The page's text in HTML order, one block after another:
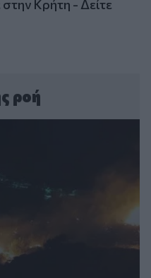
Κρήτη - Δείτε
ροή